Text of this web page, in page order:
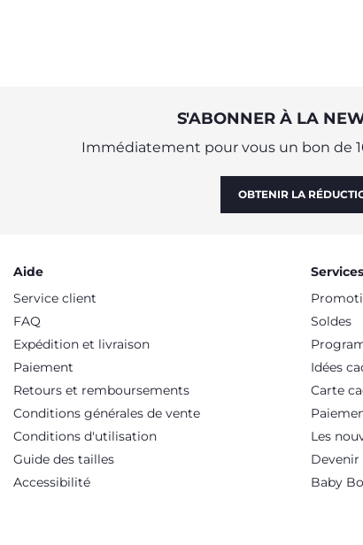
S'ABONNER À LA
Immédiatement pour vous un bon de
OBTENIR LA
Aide
Service client
FAQ
Expédition et livraison
Paiement
Retours et remboursements
Conditions générales de vente
Conditions d'utilisation
Guide des tailles
Accessibilité
Services
Soldes
Idées
Carte
Les
Baby